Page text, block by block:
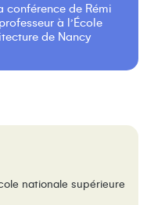
conférence de Rémi
à l’École
de Nancy
nationale supérieure